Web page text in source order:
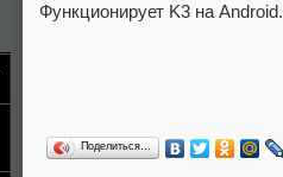
Функционирует K3 на Android.
Поделиться…